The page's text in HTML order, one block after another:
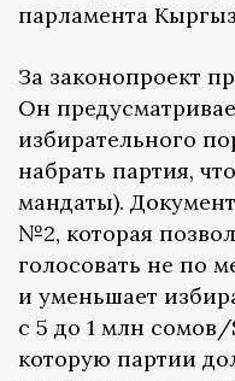
парламента
За законопроект
Он
избирательного
набрать партия,
мандаты).
№2, которая
голосовать не по
и уменьшает
с 5 до 1 млн сомов/
которую партии